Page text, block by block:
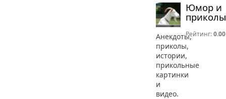
Юмор и
приколы
Анекдоты,
приколы,
истории,
прикольные
картинки
и
видео.
Рейтинг:0.00